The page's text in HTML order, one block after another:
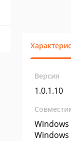
Версия
1.0.1.10
Windows
Windows